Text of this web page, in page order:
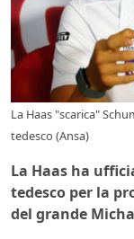
La Haas "scarica"
tedesco (Ansa)
La Haas ha
tedesco per la
del grande